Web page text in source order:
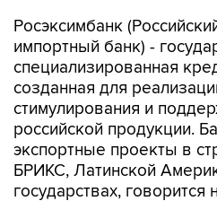
Росэксимбанк
импортный банк) -
специализированная
созданная для
стимулирования и
российской продукции.
экспортные проекты в
БРИКС, Латинской
государствах, говорится